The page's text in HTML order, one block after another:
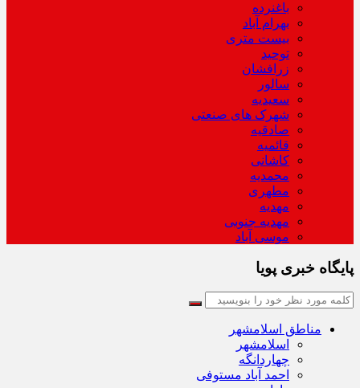
باغنرده
بهرام آباد
بیست متری
توحید
زرافشان
سالور
سعیدیه
شهرک های صنعتی
صادقیه
قائمیه
کاشانی
محمدیه
مطهری
مهدیه
مهدیه جنوبی
موسی آباد
پایگاه خبری پویا
مناطق اسلامشهر
اسلامشهر
چهاردانگه
احمد آباد مستوفی